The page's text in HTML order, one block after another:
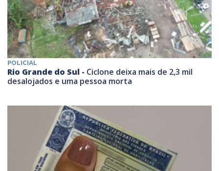
POLICIAL
Rio Grande do Sul - Ciclone deixa mais de 2,3 mil
desalojados e uma pessoa morta